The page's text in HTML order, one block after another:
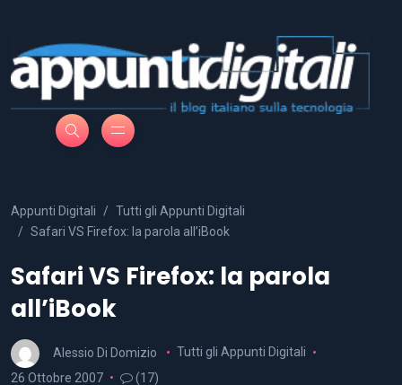
Appunti Digitali
Tutti gli Appunti Digitali
Safari VS Firefox: la parola all’iBook
Safari VS Firefox: la parola
all’iBook
Alessio Di Domizio
Tutti gli Appunti Digitali
26 Ottobre 2007
(17)